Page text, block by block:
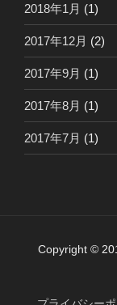
2018年1月 (1)
2017年12月 (2)
2017年9月 (1)
2017年8月 (1)
2017年7月 (1)
Copyright ©